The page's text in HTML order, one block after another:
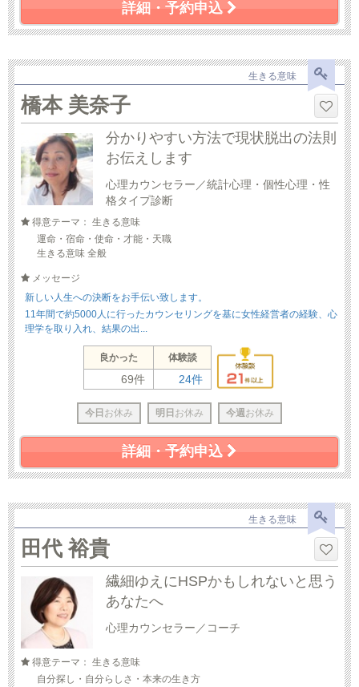
詳細・予約申込
生きる意味
橋本 美奈子
分かりやすい方法で現状脱出の法則
お伝えします
心理カウンセラー／統計心理・個性心理・性
格タイプ診断
得意テーマ： 生きる意味
運命・宿命・使命・才能・天職
生きる意味 全般
メッセージ
新しい人生への決断をお手伝い致します。
11年間で約5000人に行ったカウンセリングを基に女性経営者の経験、心
理学を取り入れ、結果の出...
良かった 体験談
69件 24件
今日 お休み 明日 お休み 今週 お休み
詳細・予約申込
生きる意味
田代 裕貴
繊細ゆえにHSPかもしれないと思う
あなたへ
心理カウンセラー／コーチ
得意テーマ： 生きる意味
自分探し・自分らしさ・本来の生き方